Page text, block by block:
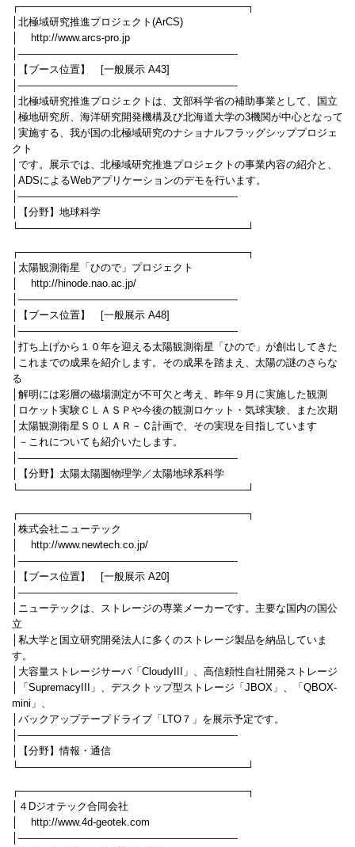
┌────────────────────────────────┐
│北極域研究推進プロジェクト(ArCS)
│ http://www.arcs-pro.jp
│—————————————————————-
│【ブース位置】 [一般展示 A43]
│—————————————————————-
│北極域研究推進プロジェクトは、文部科学省の補助事業として、国立
│極地研究所、海洋研究開発機構及び北海道大学の3機関が中心となって
│実施する、我が国の北極域研究のナショナルフラッグシッププロジェ
クト
│です。展示では、北極域研究推進プロジェクトの事業内容の紹介と、
│ADSによるWebアプリケーションのデモを行います。
│—————————————————————-
│【分野】地球科学
└────────────────────────────────┘
┌────────────────────────────────┐
│太陽観測衛星「ひので」プロジェクト
│ http://hinode.nao.ac.jp/
│—————————————————————-
│【ブース位置】 [一般展示 A48]
│—————————————————————-
│打ち上げから１０年を迎える太陽観測衛星「ひので」が創出してきた
│これまでの成果を紹介します。その成果を踏まえ、太陽の謎のさらな
る
│解明には彩層の磁場測定が不可欠と考え、昨年９月に実施した観測
│ロケット実験ＣＬＡＳＰや今後の観測ロケット・気球実験、また次期
│太陽観測衛星ＳＯＬＡＲ－Ｃ計画で、その実現を目指しています
│－これについても紹介いたします。
│—————————————————————-
│【分野】太陽太陽圏物理学／太陽地球系科学
└────────────────────────────────┘
┌────────────────────────────────┐
│株式会社ニューテック
│ http://www.newtech.co.jp/
│—————————————————————-
│【ブース位置】 [一般展示 A20]
│—————————————————————-
│ニューテックは、ストレージの専業メーカーです。主要な国内の国公
立
│私大学と国立研究開発法人に多くのストレージ製品を納品していま
す。
│大容量ストレージサーバ「CloudyIII」、高信頼性自社開発ストレージ
│「SupremacyIII」、デスクトップ型ストレージ「JBOX」、「QBOX-
mini」、
│バックアップテープドライブ「LTO７」を展示予定です。
│—————————————————————-
│【分野】情報・通信
└────────────────────────────────┘
┌────────────────────────────────┐
│４Dジオテック合同会社
│ http://www.4d-geotek.com
│—————————————————————-